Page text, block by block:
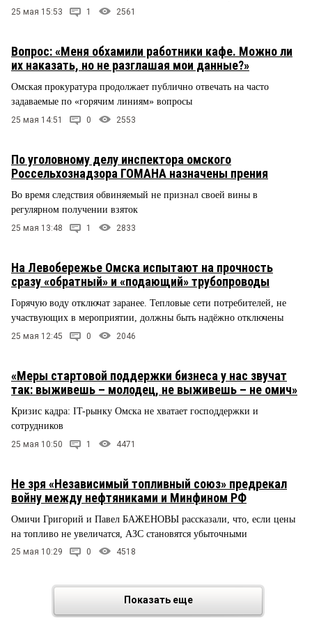
25 мая 15:53 1 2561
Вопрос: «Меня обхамили работники кафе. Можно ли
их наказать, но не разглашая мои данные?»
Омская прокуратура продолжает публично отвечать на часто
задаваемые по «горячим линиям» вопросы
25 мая 14:51 0 2553
По уголовному делу инспектора омского
Россельхознадзора ГОМАНА назначены прения
Во время следствия обвиняемый не признал своей вины в
регулярном получении взяток
25 мая 13:48 1 2833
На Левобережье Омска испытают на прочность
сразу «обратный» и «подающий» трубопроводы
Горячую воду отключат заранее. Тепловые сети потребителей, не
участвующих в мероприятии, должны быть надёжно отключены
25 мая 12:45 0 2046
«Меры стартовой поддержки бизнеса у нас звучат
так: выживешь – молодец, не выживешь – не омич»
Кризис кадра: IT-рынку Омска не хватает господдержки и
сотрудников
25 мая 10:50 1 4471
Не зря «Независимый топливный союз» предрекал
войну между нефтяниками и Минфином РФ
Омичи Григорий и Павел БАЖЕНОВЫ рассказали, что, если цены
на топливо не увеличатся, АЗС становятся убыточными
25 мая 10:29 0 4518
Показать еще